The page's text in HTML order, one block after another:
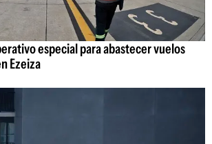
especial para abastecer vuelos
Ezeiza